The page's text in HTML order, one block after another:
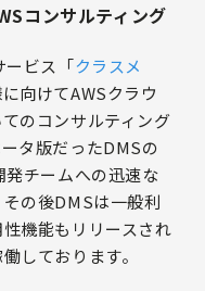
コンサルティング
ービス「クラスメ
向けてAWSクラウ
のコンサルティング
タ版だったDMSの
チームへの迅速な
の後DMSは一般利
機能もリリースされ
しております。